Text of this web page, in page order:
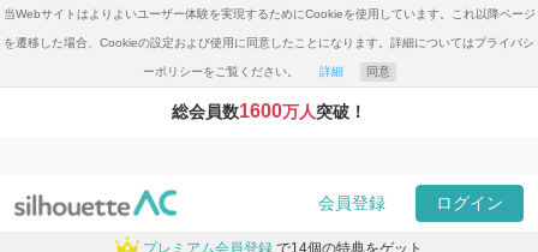
当Webサイトはよりよいユーザー体験を実現するためにCookieを使用しています。これ以降ページ
を遷移した場合、Cookieの設定および使用に同意したことになります。詳細についてはプライバシ
ーポリシーをご覧ください。 詳細 同意
総会員数1600万人突破！
会員登録 ログイン
プレミアム会員登録 で14個の特典をゲット